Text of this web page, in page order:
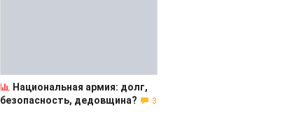
Национальная армия: долг,
безопасность, дедовщина?
3